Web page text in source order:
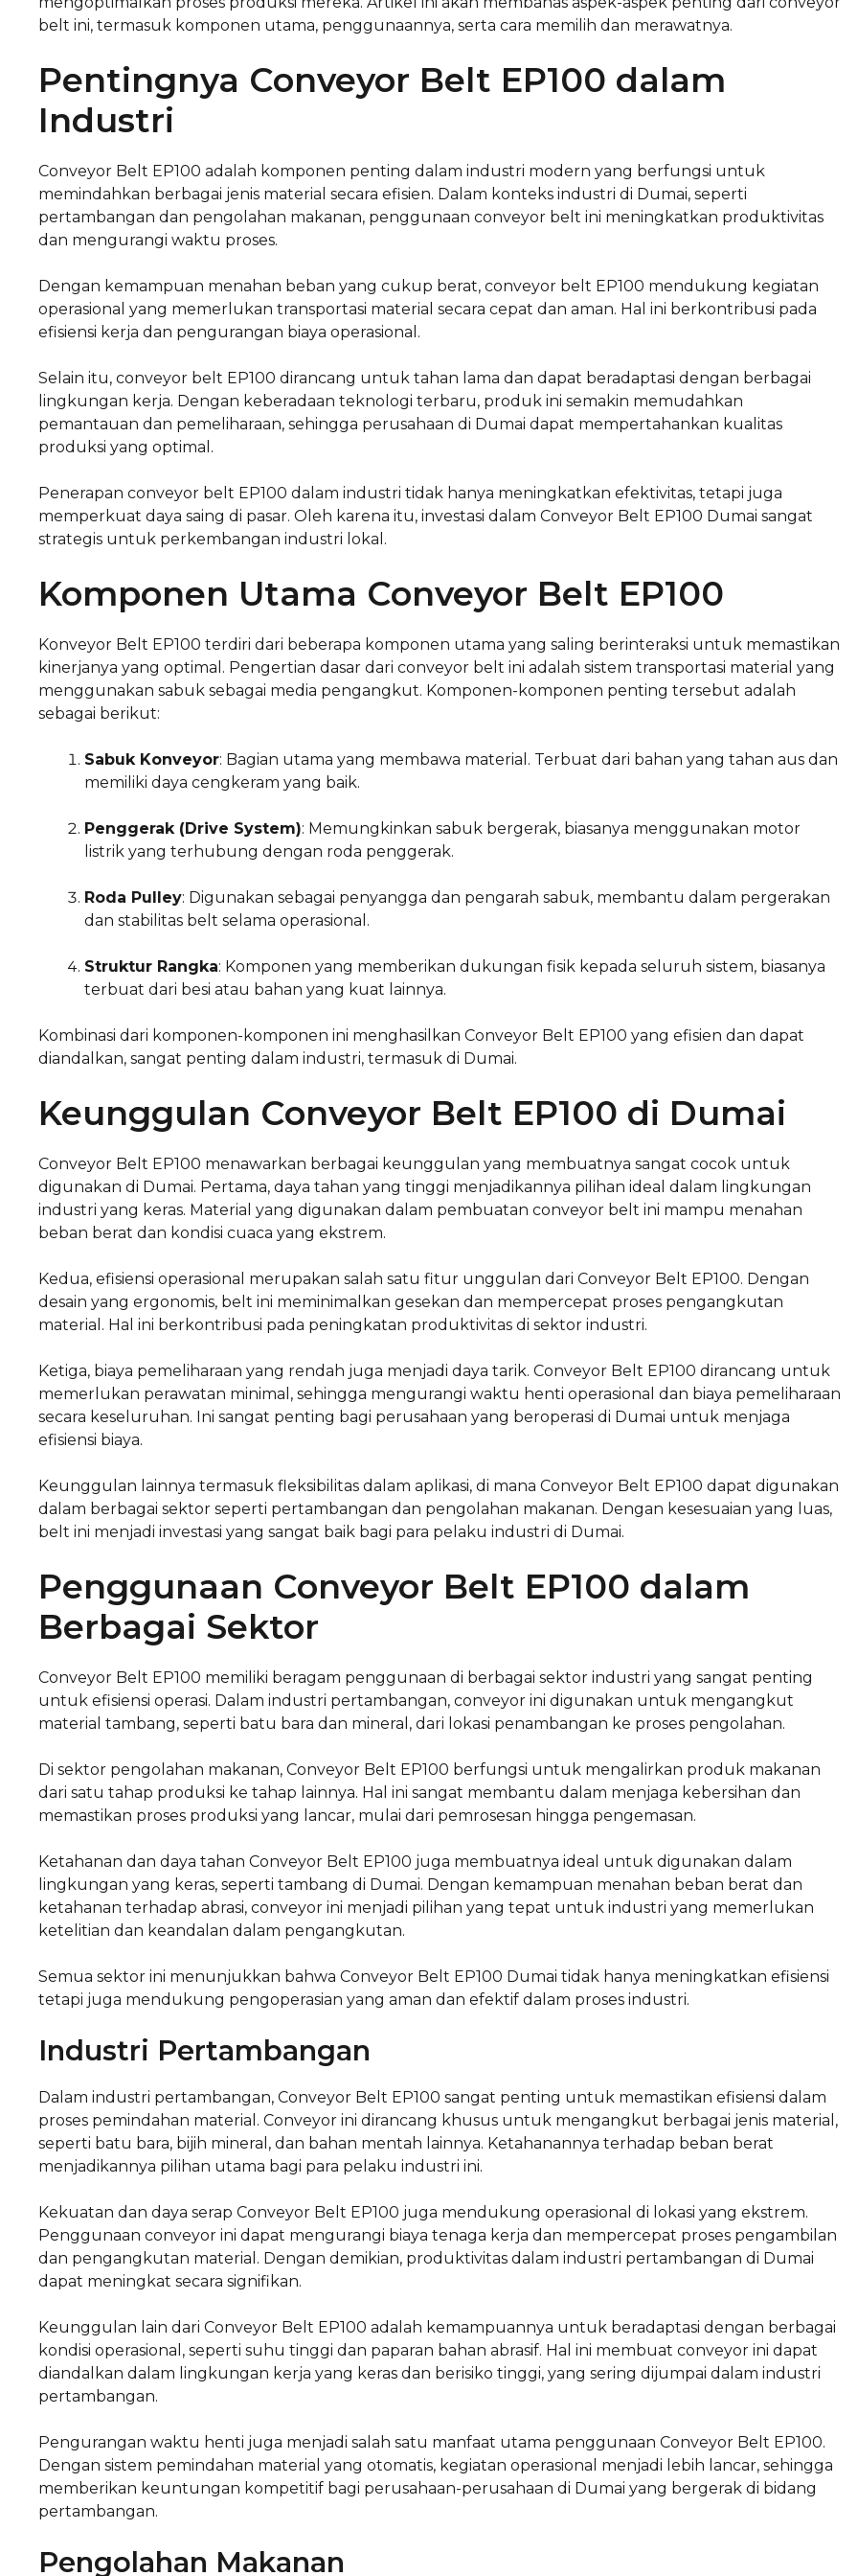
belt ini, termasuk komponen utama, penggunaannya, serta cara memilih dan merawatnya.
Pentingnya Conveyor Belt EP100 dalam
Industri
Conveyor Belt EP100 adalah komponen penting dalam industri modern yang berfungsi untuk
memindahkan berbagai jenis material secara efisien. Dalam konteks industri di Dumai, seperti
pertambangan dan pengolahan makanan, penggunaan conveyor belt ini meningkatkan produktivitas
dan mengurangi waktu proses.
Dengan kemampuan menahan beban yang cukup berat, conveyor belt EP100 mendukung kegiatan
operasional yang memerlukan transportasi material secara cepat dan aman. Hal ini berkontribusi pada
efisiensi kerja dan pengurangan biaya operasional.
Selain itu, conveyor belt EP100 dirancang untuk tahan lama dan dapat beradaptasi dengan berbagai
lingkungan kerja. Dengan keberadaan teknologi terbaru, produk ini semakin memudahkan
pemantauan dan pemeliharaan, sehingga perusahaan di Dumai dapat mempertahankan kualitas
produksi yang optimal.
Penerapan conveyor belt EP100 dalam industri tidak hanya meningkatkan efektivitas, tetapi juga
memperkuat daya saing di pasar. Oleh karena itu, investasi dalam Conveyor Belt EP100 Dumai sangat
strategis untuk perkembangan industri lokal.
Komponen Utama Conveyor Belt EP100
Konveyor Belt EP100 terdiri dari beberapa komponen utama yang saling berinteraksi untuk memastikan
kinerjanya yang optimal. Pengertian dasar dari conveyor belt ini adalah sistem transportasi material yang
menggunakan sabuk sebagai media pengangkut. Komponen-komponen penting tersebut adalah
sebagai berikut:
Sabuk Konveyor: Bagian utama yang membawa material. Terbuat dari bahan yang tahan aus dan
memiliki daya cengkeram yang baik.
Penggerak (Drive System): Memungkinkan sabuk bergerak, biasanya menggunakan motor
listrik yang terhubung dengan roda penggerak.
Roda Pulley: Digunakan sebagai penyangga dan pengarah sabuk, membantu dalam pergerakan
dan stabilitas belt selama operasional.
Struktur Rangka: Komponen yang memberikan dukungan fisik kepada seluruh sistem, biasanya
terbuat dari besi atau bahan yang kuat lainnya.
Kombinasi dari komponen-komponen ini menghasilkan Conveyor Belt EP100 yang efisien dan dapat
diandalkan, sangat penting dalam industri, termasuk di Dumai.
Keunggulan Conveyor Belt EP100 di Dumai
Conveyor Belt EP100 menawarkan berbagai keunggulan yang membuatnya sangat cocok untuk
digunakan di Dumai. Pertama, daya tahan yang tinggi menjadikannya pilihan ideal dalam lingkungan
industri yang keras. Material yang digunakan dalam pembuatan conveyor belt ini mampu menahan
beban berat dan kondisi cuaca yang ekstrem.
Kedua, efisiensi operasional merupakan salah satu fitur unggulan dari Conveyor Belt EP100. Dengan
desain yang ergonomis, belt ini meminimalkan gesekan dan mempercepat proses pengangkutan
material. Hal ini berkontribusi pada peningkatan produktivitas di sektor industri.
Ketiga, biaya pemeliharaan yang rendah juga menjadi daya tarik. Conveyor Belt EP100 dirancang untuk
memerlukan perawatan minimal, sehingga mengurangi waktu henti operasional dan biaya pemeliharaan
secara keseluruhan. Ini sangat penting bagi perusahaan yang beroperasi di Dumai untuk menjaga
efisiensi biaya.
Keunggulan lainnya termasuk fleksibilitas dalam aplikasi, di mana Conveyor Belt EP100 dapat digunakan
dalam berbagai sektor seperti pertambangan dan pengolahan makanan. Dengan kesesuaian yang luas,
belt ini menjadi investasi yang sangat baik bagi para pelaku industri di Dumai.
Penggunaan Conveyor Belt EP100 dalam
Berbagai Sektor
Conveyor Belt EP100 memiliki beragam penggunaan di berbagai sektor industri yang sangat penting
untuk efisiensi operasi. Dalam industri pertambangan, conveyor ini digunakan untuk mengangkut
material tambang, seperti batu bara dan mineral, dari lokasi penambangan ke proses pengolahan.
Di sektor pengolahan makanan, Conveyor Belt EP100 berfungsi untuk mengalirkan produk makanan
dari satu tahap produksi ke tahap lainnya. Hal ini sangat membantu dalam menjaga kebersihan dan
memastikan proses produksi yang lancar, mulai dari pemrosesan hingga pengemasan.
Ketahanan dan daya tahan Conveyor Belt EP100 juga membuatnya ideal untuk digunakan dalam
lingkungan yang keras, seperti tambang di Dumai. Dengan kemampuan menahan beban berat dan
ketahanan terhadap abrasi, conveyor ini menjadi pilihan yang tepat untuk industri yang memerlukan
ketelitian dan keandalan dalam pengangkutan.
Semua sektor ini menunjukkan bahwa Conveyor Belt EP100 Dumai tidak hanya meningkatkan efisiensi
tetapi juga mendukung pengoperasian yang aman dan efektif dalam proses industri.
Industri Pertambangan
Dalam industri pertambangan, Conveyor Belt EP100 sangat penting untuk memastikan efisiensi dalam
proses pemindahan material. Conveyor ini dirancang khusus untuk mengangkut berbagai jenis material,
seperti batu bara, bijih mineral, dan bahan mentah lainnya. Ketahanannya terhadap beban berat
menjadikannya pilihan utama bagi para pelaku industri ini.
Kekuatan dan daya serap Conveyor Belt EP100 juga mendukung operasional di lokasi yang ekstrem.
Penggunaan conveyor ini dapat mengurangi biaya tenaga kerja dan mempercepat proses pengambilan
dan pengangkutan material. Dengan demikian, produktivitas dalam industri pertambangan di Dumai
dapat meningkat secara signifikan.
Keunggulan lain dari Conveyor Belt EP100 adalah kemampuannya untuk beradaptasi dengan berbagai
kondisi operasional, seperti suhu tinggi dan paparan bahan abrasif. Hal ini membuat conveyor ini dapat
diandalkan dalam lingkungan kerja yang keras dan berisiko tinggi, yang sering dijumpai dalam industri
pertambangan.
Pengurangan waktu henti juga menjadi salah satu manfaat utama penggunaan Conveyor Belt EP100.
Dengan sistem pemindahan material yang otomatis, kegiatan operasional menjadi lebih lancar, sehingga
memberikan keuntungan kompetitif bagi perusahaan-perusahaan di Dumai yang bergerak di bidang
pertambangan.
Pengolahan Makanan